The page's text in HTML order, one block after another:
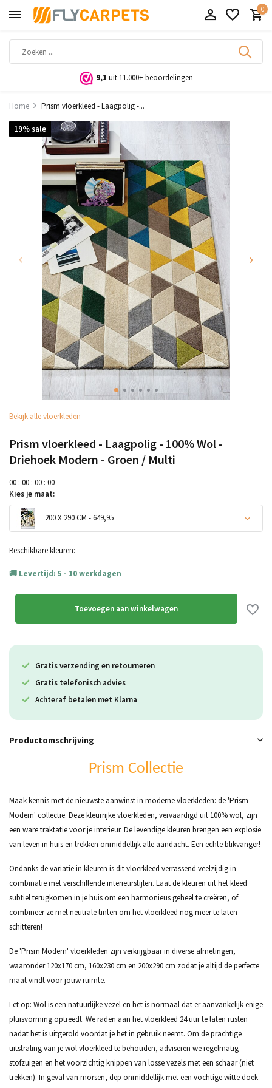
0
9,1 uit 11.000+ beoordelingen
Home Prism vloerkleed - Laagpolig -...
19% sale
Bekijk alle vloerkleden
Prism vloerkleed - Laagpolig - 100% Wol -
Driehoek Modern - Groen / Multi
00 : 00 : 00 : 00
Kies je maat:
200 X 290 CM - 649,95
Beschikbare kleuren:
Levertijd: 5 - 10 werkdagen
Toevoegen aan winkelwagen
Gratis verzending en retourneren
Gratis telefonisch advies
Achteraf betalen met Klarna
Productomschrijving
Prism Collectie
Maak kennis met de nieuwste aanwinst in moderne vloerkleden: de 'Prism
Modern' collectie. Deze kleurrijke vloerkleden, vervaardigd uit 100% wol, zijn
een ware traktatie voor je interieur. De levendige kleuren brengen een explosie
van leven in huis en trekken onmiddellijk alle aandacht. Een echte blikvanger!
Ondanks de variatie in kleuren is dit vloerkleed verrassend veelzijdig in
combinatie met verschillende interieurstijlen. Laat de kleuren uit het kleed
subtiel terugkomen in je huis om een harmonieus geheel te creëren, of
combineer ze met neutrale tinten om het vloerkleed nog meer te laten
schitteren!
De 'Prism Modern' vloerkleden zijn verkrijgbaar in diverse afmetingen,
waaronder 120x170 cm, 160x230 cm en 200x290 cm zodat je altijd de perfecte
maat vindt voor jouw ruimte.
Let op: Wol is een natuurlijke vezel en het is normaal dat er aanvankelijk enige
pluisvorming optreedt. We raden aan het vloerkleed 24 uur te laten rusten
nadat het is uitgerold voordat je het in gebruik neemt. Om de prachtige
uitstraling van je wol vloerkleed te behouden, adviseren we regelmatig
stofzuigen en het voorzichtig knippen van losse vezels met een schaar (niet
trekken). In geval van morsen, dep onmiddellijk met een vochtige witte doek